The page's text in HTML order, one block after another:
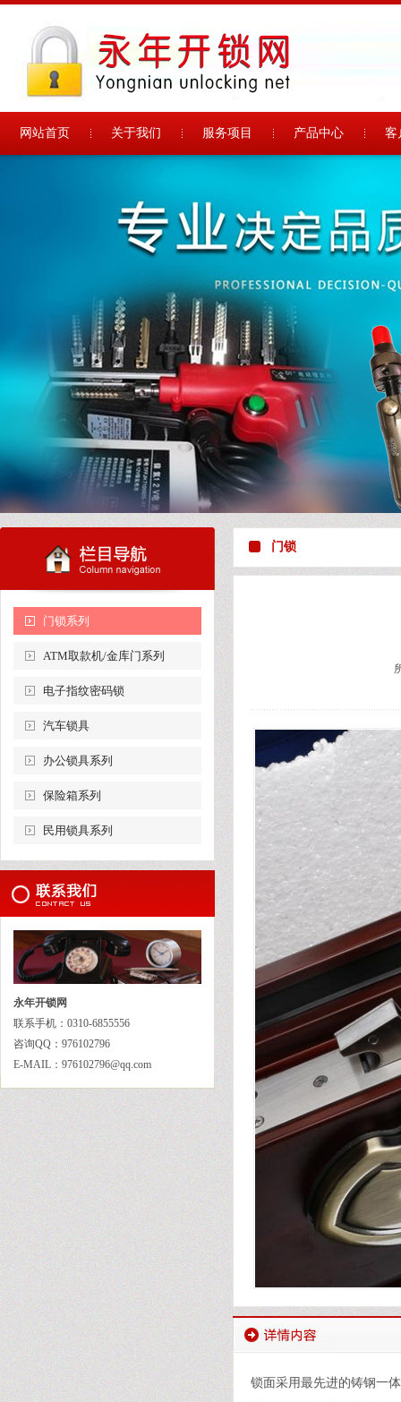
网站首页 关于我们 服务项目 产品中心 客
门锁系列
ATM取款机/金库门系列
电子指纹密码锁
汽车锁具
办公锁具系列
保险箱系列
民用锁具系列
永年开锁网
联系手机：0310-6855556
咨询QQ：976102796
E-MAIL：976102796@qq.com
门锁
锁面采用最先进的铸钢一